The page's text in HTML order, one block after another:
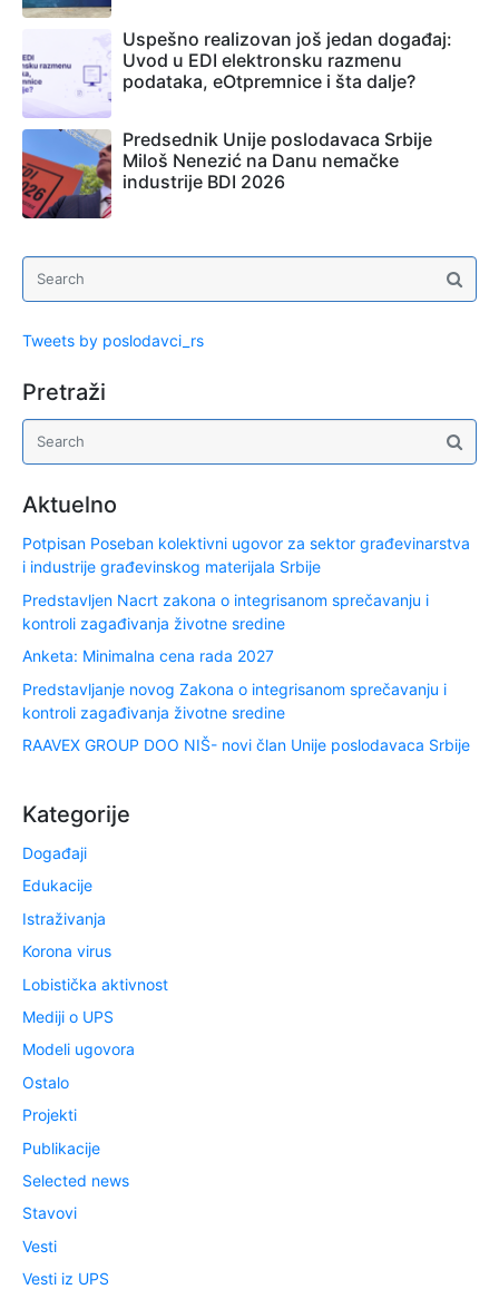
Uspešno realizovan još jedan događaj:
Uvod u EDI elektronsku razmenu
podataka, eOtpremnice i šta dalje?
Predsednik Unije poslodavaca Srbije
Miloš Nenezić na Danu nemačke
industrije BDI 2026
Tweets by poslodavci_rs
Pretraži
Aktuelno
Potpisan Poseban kolektivni ugovor za sektor građevinarstva
i industrije građevinskog materijala Srbije
Predstavljen Nacrt zakona o integrisanom sprečavanju i
kontroli zagađivanja životne sredine
Anketa: Minimalna cena rada 2027
Predstavljanje novog Zakona o integrisanom sprečavanju i
kontroli zagađivanja životne sredine
RAAVEX GROUP DOO NIŠ- novi član Unije poslodavaca Srbije
Kategorije
Događaji
Edukacije
Istraživanja
Korona virus
Lobistička aktivnost
Mediji o UPS
Modeli ugovora
Ostalo
Projekti
Publikacije
Selected news
Stavovi
Vesti
Vesti iz UPS